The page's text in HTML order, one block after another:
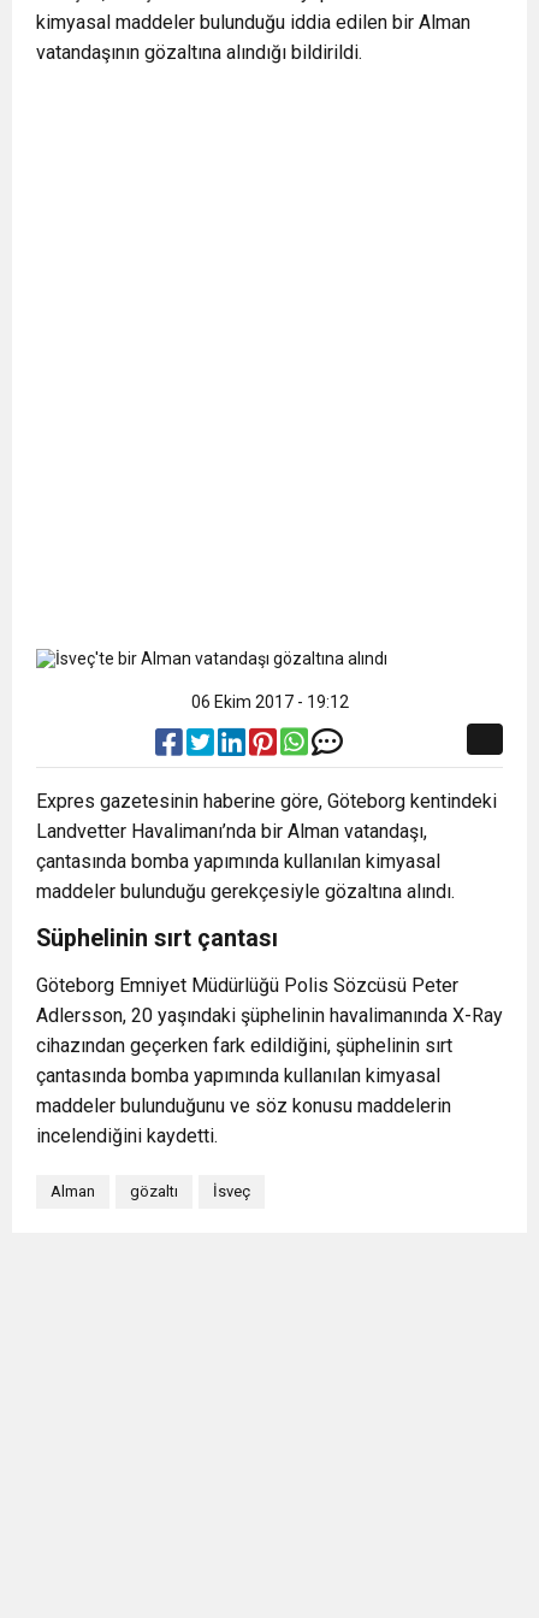
BULUŞUYOR
kimyasal maddeler bulunduğu iddia edilen bir Alman
vatandaşının gözaltına alındığı bildirildi.
06 Ekim 2017 - 19:12
Expres gazetesinin haberine göre, Göteborg kentindeki
Landvetter Havalimanı’nda bir Alman vatandaşı,
çantasında bomba yapımında kullanılan kimyasal
maddeler bulunduğu gerekçesiyle gözaltına alındı.
Süphelinin sırt çantası
Göteborg Emniyet Müdürlüğü Polis Sözcüsü Peter
Adlersson, 20 yaşındaki şüphelinin havalimanında X-Ray
cihazından geçerken fark edildiğini, şüphelinin sırt
çantasında bomba yapımında kullanılan kimyasal
maddeler bulunduğunu ve söz konusu maddelerin
incelendiğini kaydetti.
Alman gözaltı İsveç